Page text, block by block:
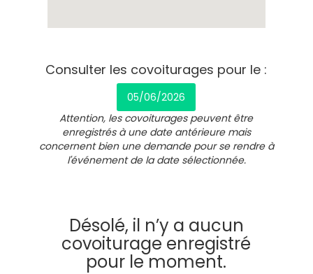
Consulter les covoiturages pour le :
05/06/2026
Attention, les covoiturages peuvent être
enregistrés à une date antérieure mais
concernent bien une demande pour se rendre à
l'événement de la date sélectionnée.
Désolé, il n’y a aucun
covoiturage enregistré
pour le moment.